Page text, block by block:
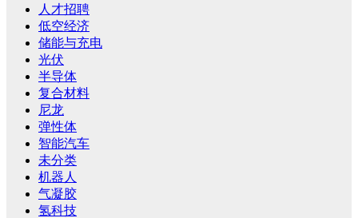
人才招聘
低空经济
储能与充电
光伏
半导体
复合材料
尼龙
弹性体
智能汽车
未分类
机器人
气凝胶
氢科技